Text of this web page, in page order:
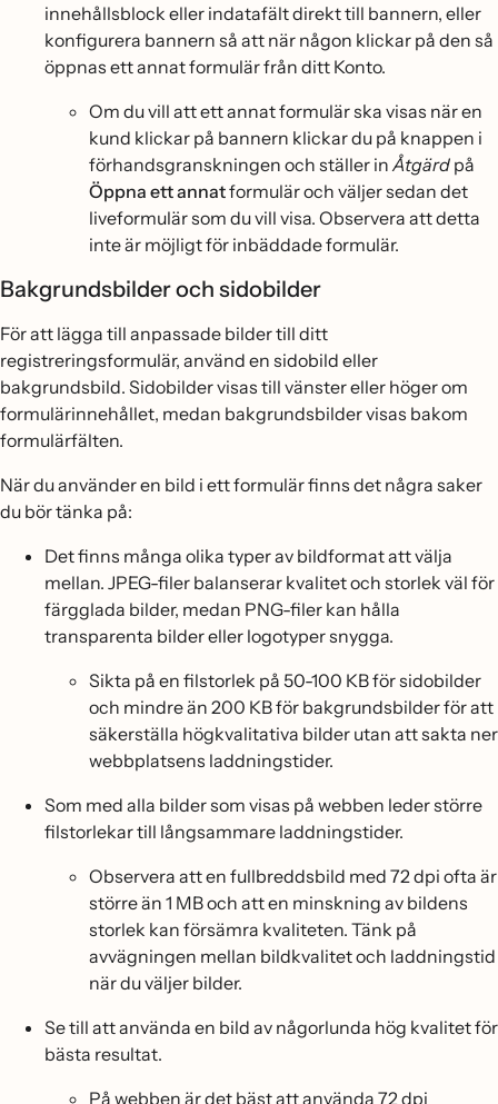
innehållsblock eller indatafält direkt till bannern, eller
konfigurera bannern så att när någon klickar på den så
öppnas ett annat formulär från ditt Konto.
Om du vill att ett annat formulär ska visas när en
kund klickar på bannern klickar du på knappen i
förhandsgranskningen och ställer inÅtgärd på
Öppna ett annatformulär och väljer sedan det
liveformulär som du vill visa. Observera att detta
inte är möjligt för inbäddade formulär.
Bakgrundsbilder och sidobilder
För att lägga till anpassade bilder till ditt
registreringsformulär, använd en sidobild eller
bakgrundsbild. Sidobilder visas till vänster eller höger om
formulärinnehållet, medan bakgrundsbilder visas bakom
formulärfälten.
När du använder en bild i ett formulär finns det några saker
du bör tänka på:
Det finns många olika typer av bildformat att välja
mellan. JPEG-filer balanserar kvalitet och storlek väl för
färgglada bilder, medan PNG-filer kan hålla
transparenta bilder eller logotyper snygga.
Sikta på en filstorlek på 50-100 KB för sidobilder
och mindre än 200 KB för bakgrundsbilder för att
säkerställa högkvalitativa bilder utan att sakta ner
webbplatsens laddningstider.
Som med alla bilder som visas på webben leder större
filstorlekar till långsammare laddningstider.
Observera att en fullbreddsbild med 72 dpi ofta är
större än 1 MB och att en minskning av bildens
storlek kan försämra kvaliteten. Tänk på
avvägningen mellan bildkvalitet och laddningstid
när du väljer bilder.
Se till att använda en bild av någorlunda hög kvalitet för
bästa resultat.
På webben är det bäst att använda 72 dpi